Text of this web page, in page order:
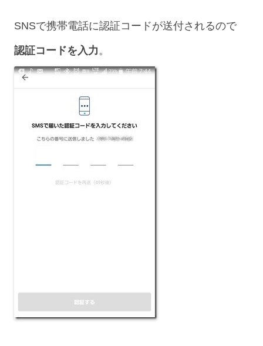
SNSで携帯電話に認証コードが送付されるので
認証コードを入力。